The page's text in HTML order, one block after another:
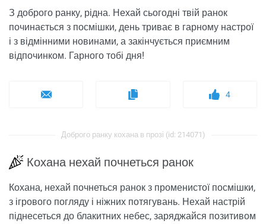
З доброго ранку, рідна. Нехай сьогодні твій ранок
починається з посмішки, день триває в гарному настрої
і з відмінними новинами, а закінчується приємним
відпочинком. Гарного тобі дня!
4
Доброго ранку кохана в прозі (id: 214071)
Кохана нехай почнеться ранок
Кохана, нехай почнеться ранок з променистої посмішки,
з ігрового погляду і ніжних потягувань. Нехай настрій
піднесеться до блакитних небес, заряджайся позитивом